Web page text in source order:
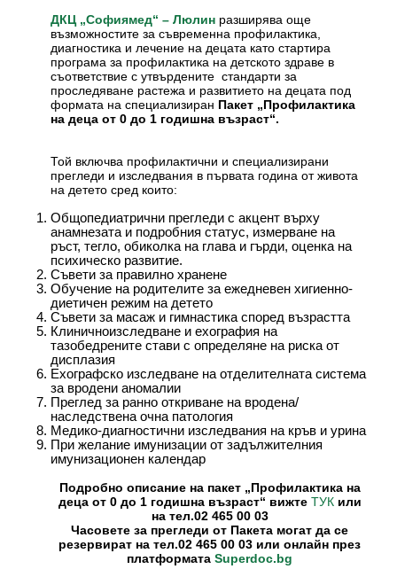
ДКЦ „Софиямед“ – Люлин разширява още
възможностите за съвременна профилактика,
диагностика и лечение на децата като стартира
програма за профилактика на детското здраве в
съответствие с утвърдените стандарти за
проследяване растежа и развитието на децата под
формата на специализиран Пакет „Профилактика
на деца от 0 до 1 годишна възраст“.
Той включва профилактични и специализирани
прегледи и изследвания в първата година от живота
на детето сред които:
Общопедиатрични прегледи с акцент върху
анамнезата и подробния статус, измерване на
ръст, тегло, обиколка на глава и гърди, оценка на
психическо развитие.
Съвети за правилно хранене
Обучение на родителите за ежедневен хигиенно-
диетичен режим на детето
Съвети за масаж и гимнастика според възрастта
Клиничноизследване и ехография на
тазобедрените стави с определяне на риска от
дисплазия
Ехографско изследване на отделителната система
за вродени аномалии
Преглед за ранно откриване на вродена/
наследствена очна патология
Медико-диагностични изследвания на кръв и урина
При желание имунизации от задължителния
имунизационен календар
Подробно описание на пакет „Профилактика на
деца от 0 до 1 годишна възраст“ вижте ТУК или
на тел.02 465 00 03
Часовете за прегледи от Пакета могат да се
резервират на тел.02 465 00 03 или онлайн през
платформата Superdoc. bg